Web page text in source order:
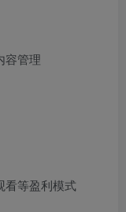
容管理
看等盈利模式